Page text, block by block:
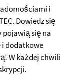
i
Dowiedz się
pojawią się na
dodatkowe
W każdej chwili